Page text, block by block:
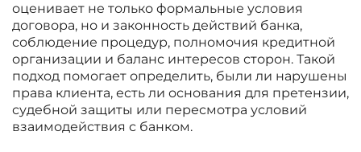
оценивает не только формальные условия
договора, но и законность действий банка,
соблюдение процедур, полномочия кредитной
организации и баланс интересов сторон. Такой
подход помогает определить, были ли нарушены
права клиента, есть ли основания для претензии,
судебной защиты или пересмотра условий
взаимодействия с банком.